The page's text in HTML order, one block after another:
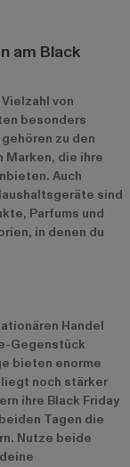
am Black
von
besonders
zu den
Marken, die ihre
Auch
sind
Parfums und
in denen du
Handel
Gegenstück
bieten enorme
liegt noch stärker
ihre Black Friday
Tagen die
Nutze beide